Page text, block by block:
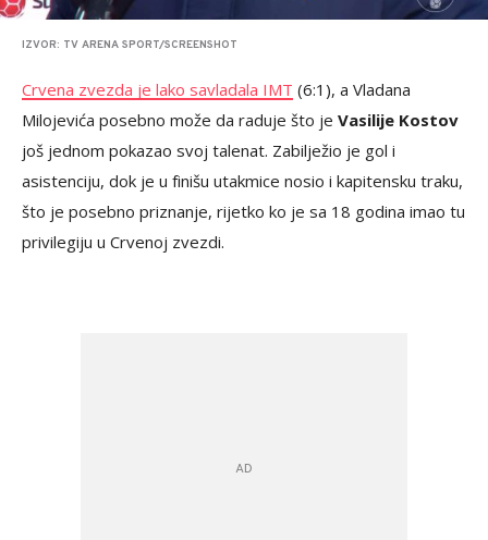
IZVOR: TV ARENA SPORT/SCREENSHOT
Crvena zvezda je lako savladala IMT (6:1), a Vladana
Milojevića posebno može da raduje što je Vasilije Kostov
još jednom pokazao svoj talenat. Zabilježio je gol i
asistenciju, dok je u finišu utakmice nosio i kapitensku traku,
što je posebno priznanje, rijetko ko je sa 18 godina imao tu
privilegiju u Crvenoj zvezdi.